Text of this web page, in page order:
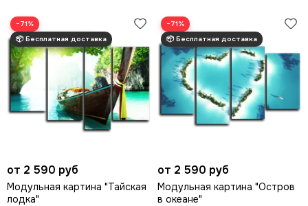
−71%
от 2 590 руб
Модульная картина "Тайская
лодка"
−71%
от 2 590 руб
Модульная картина "Остров
в океане"